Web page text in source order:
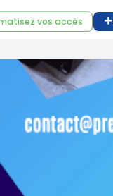
vos accès